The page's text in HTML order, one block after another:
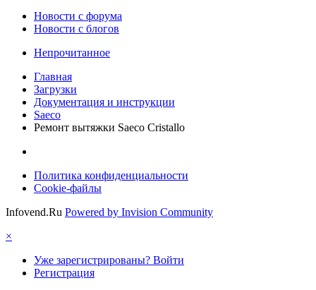
Новости c форума
Новости с блогов
Непрочитанное
Главная
Загрузки
Документация и инструкции
Saeco
Ремонт вытяжки Saeco Cristallo
Политика конфиденциальности
Cookie-файлы
Infovend.Ru Powered by Invision Community
×
Уже зарегистрированы? Войти
Регистрация